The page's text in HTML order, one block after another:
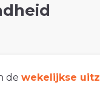
de wekelijkse